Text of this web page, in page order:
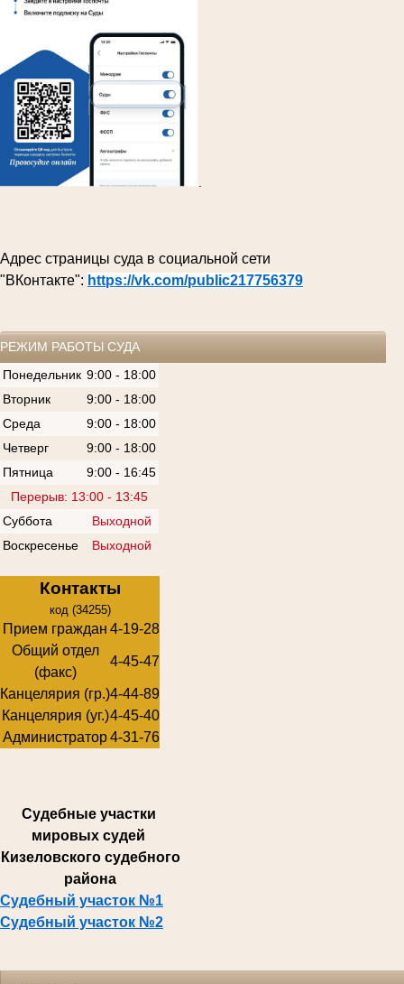
Адрес страницы суда в социальной сети
"ВКонтакте": https://vk.com/public217756379
РЕЖИМ РАБОТЫ СУДА
Понедельник 9:00 - 18:00
Вторник
9:00 - 18:00
Среда
9:00 - 18:00
Четверг
9:00 - 18:00
Пятница
9:00 - 16:45
Перерыв: 13:00 - 13:45
Суббота
Выходной
Воскресенье
Выходной
Контакты
код (34255)
Прием граждан 4-19-28
Общий отдел
(факс)
4-45-47
Канцелярия (гр.)4-44-89
Канцелярия (уг.)4-45-40
Администратор4-31-76
Судебные участки
мировых судей
Кизеловского судебного
района
Судебный участок №1
Судебный участок №2